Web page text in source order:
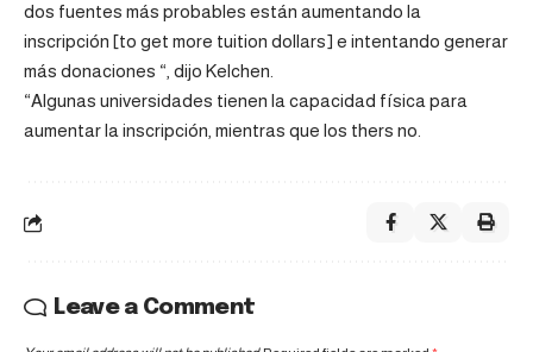
dos fuentes más probables están aumentando la
inscripción [to get more tuition dollars] e intentando generar
más donaciones “, dijo Kelchen.
“Algunas universidades tienen la capacidad física para
aumentar la inscripción, mientras que los thers no.
Leave a Comment